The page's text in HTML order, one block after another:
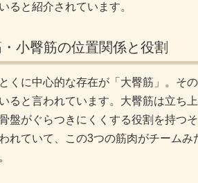
ると紹介されています。
小臀筋の位置関係と役割
くに中心的な存在が「大臀筋」。そ
ると言われています。大臀筋は立ち
盤がぐらつきにくくする役割を持つ
れていて、この3つの筋肉がチーム